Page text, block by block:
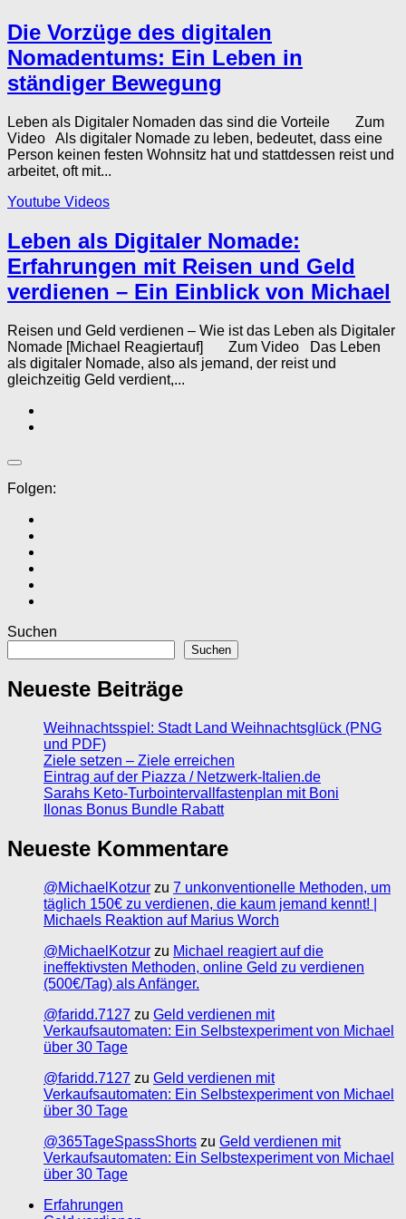
Die Vorzüge des digitalen
Nomadentums: Ein Leben in
ständiger Bewegung
Leben als Digitaler Nomaden das sind die Vorteile Zum
Video Als digitaler Nomade zu leben, bedeutet, dass eine
Person keinen festen Wohnsitz hat und stattdessen reist und
arbeitet, oft mit...
Youtube Videos
Leben als Digitaler Nomade:
Erfahrungen mit Reisen und Geld
verdienen – Ein Einblick von Michael
Reisen und Geld verdienen – Wie ist das Leben als Digitaler
Nomade [Michael Reagiertauf] Zum Video Das Leben
als digitaler Nomade, also als jemand, der reist und
gleichzeitig Geld verdient,...
Folgen:
Suchen
Suchen
Neueste Beiträge
Weihnachtsspiel: Stadt Land Weihnachtsglück (PNG
und PDF)
Ziele setzen – Ziele erreichen
Eintrag auf der Piazza / Netzwerk-Italien.de
Sarahs Keto-Turbointervallfastenplan mit Boni
Ilonas Bonus Bundle Rabatt
Neueste Kommentare
@MichaelKotzur zu 7 unkonventionelle Methoden, um
täglich 150€ zu verdienen, die kaum jemand kennt! |
Michaels Reaktion auf Marius Worch
@MichaelKotzur zu Michael reagiert auf die
ineffektivsten Methoden, online Geld zu verdienen
(500€/Tag) als Anfänger.
@faridd.7127 zu Geld verdienen mit
Verkaufsautomaten: Ein Selbstexperiment von Michael
über 30 Tage
@faridd.7127 zu Geld verdienen mit
Verkaufsautomaten: Ein Selbstexperiment von Michael
über 30 Tage
@365TageSpassShorts zu Geld verdienen mit
Verkaufsautomaten: Ein Selbstexperiment von Michael
über 30 Tage
Erfahrungen